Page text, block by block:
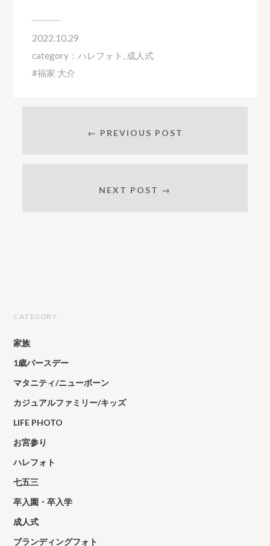
2022.10.29
category： ハレフォト , 成人式
福家 大介
← PREVIOUS POST
NEXT POST →
CATEGORY
家族
1歳バースデー
マタニティ/ニューボーン
カジュアルファミリー/キッズ
LIFE PHOTO
お宮参り
ハレフォト
七五三
卒入園・卒入学
成人式
ブランディングフォト